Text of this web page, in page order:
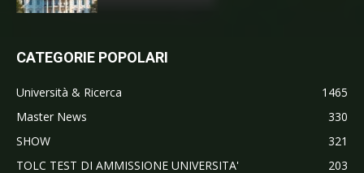
CATEGORIE POPOLARI
Università & Ricerca
1465
Master News
330
SHOW
321
TOLC TEST DI AMMISSIONE UNIVERSITA'
203